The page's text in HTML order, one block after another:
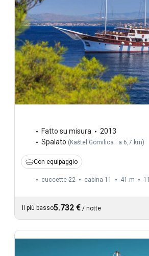
Fatto su misura
2013
Spalato ( Kaštel Gomilica : a 6,7 km)
Con equipaggio
cuccette 22 cabina 11 41 m 11
Il più basso5.732 € / notte